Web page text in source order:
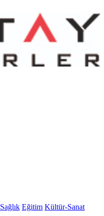
Sağlık Eğitim Kültür-Sanat